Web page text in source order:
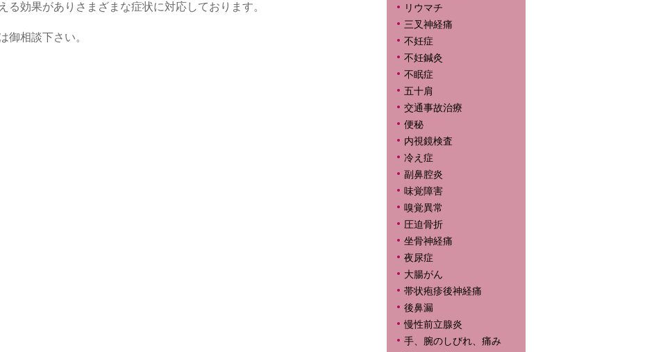
る効果がありさまざまな症状に対応しております。
御相談下さい。
リウマチ
三叉神経痛
不妊症
不妊鍼灸
不眠症
五十肩
交通事故治療
便秘
内視鏡検査
冷え症
副鼻腔炎
味覚障害
嗅覚異常
圧迫骨折
坐骨神経痛
夜尿症
大腸がん
帯状疱疹後神経痛
後鼻漏
慢性前立腺炎
手、腕のしびれ、痛み